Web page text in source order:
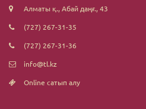
Алматы қ., Абай даңғ., 43
(727) 267-31-35
(727) 267-31-36
info@tl.kz
Online сатып алу